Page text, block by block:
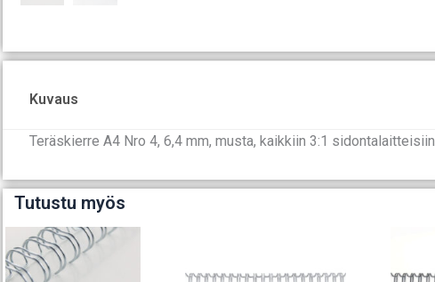
Kuvaus
Teräskierre A4 Nro 4, 6,4 mm, musta, kaikkiin 3:1 sidontalaitteisiin
Tutustu myös